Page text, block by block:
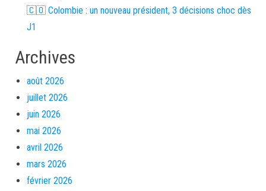
🇨🇴 Colombie : un nouveau président, 3 décisions choc dès
J1
Archives
août 2026
juillet 2026
juin 2026
mai 2026
avril 2026
mars 2026
février 2026